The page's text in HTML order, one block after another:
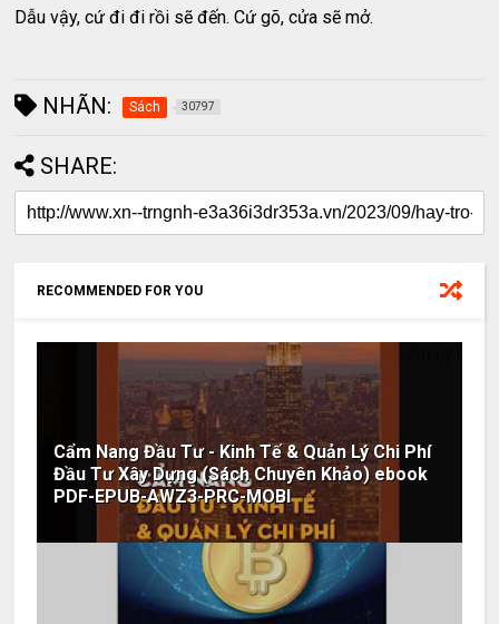
Dẫu vậy, cứ đi đi rồi sẽ đến. Cứ gõ, cửa sẽ mở.
NHÃN: Sách 30797
SHARE:
RECOMMENDED FOR YOU
Cẩm Nang Đầu Tư - Kinh Tế & Quản Lý Chi Phí
Đầu Tư Xây Dựng (Sách Chuyên Khảo) ebook
PDF-EPUB-AWZ3-PRC-MOBI